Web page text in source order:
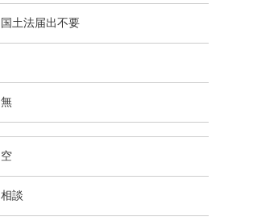
国土法届出不要
無
空
相談